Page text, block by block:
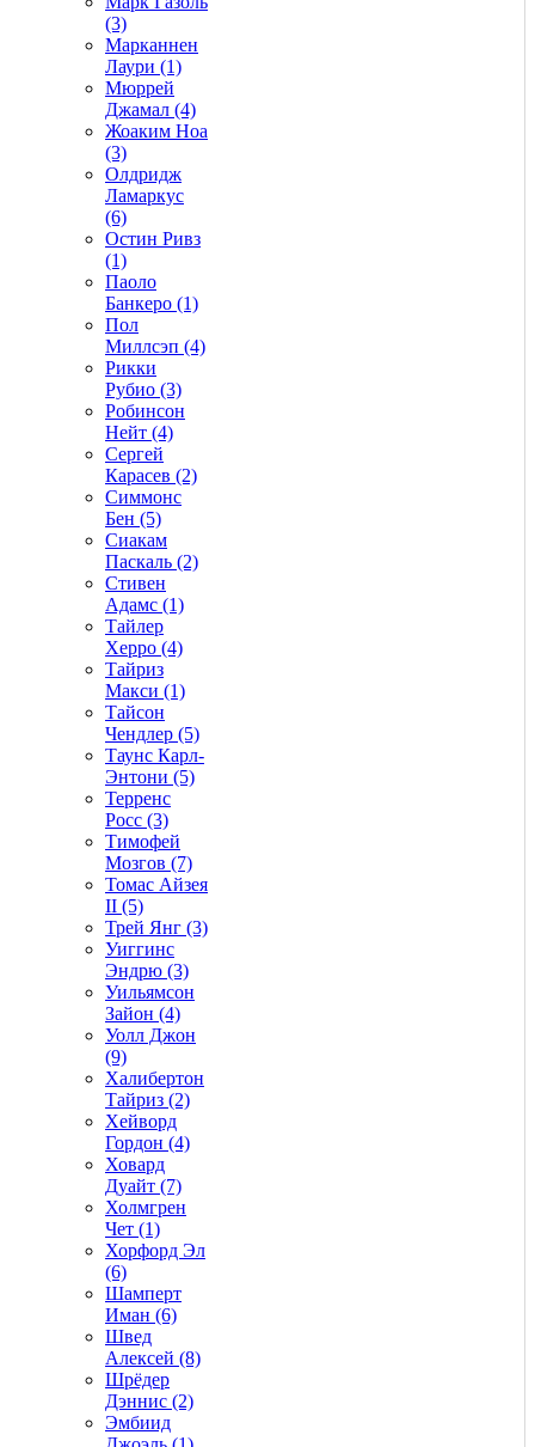
(3)
Марканнен
Лаури (1)
Мюррей
Джамал (4)
Жоаким Ноа
(3)
Олдридж
Ламаркус
(6)
Остин Ривз
(1)
Паоло
Банкеро (1)
Пол
Миллсэп (4)
Рикки
Рубио (3)
Робинсон
Нейт (4)
Сергей
Карасев (2)
Симмонс
Бен (5)
Сиакам
Паскаль (2)
Стивен
Адамс (1)
Тайлер
Херро (4)
Тайриз
Макси (1)
Тайсон
Чендлер (5)
Таунс Карл-
Энтони (5)
Терренс
Росс (3)
Тимофей
Мозгов (7)
Томас Айзея
II (5)
Трей Янг (3)
Уиггинс
Эндрю (3)
Уильямсон
Зайон (4)
Уолл Джон
(9)
Халибертон
Тайриз (2)
Хейворд
Гордон (4)
Ховард
Дуайт (7)
Холмгрен
Чет (1)
Хорфорд Эл
(6)
Шамперт
Иман (6)
Швед
Алексей (8)
Шрёдер
Дэннис (2)
Эмбиид